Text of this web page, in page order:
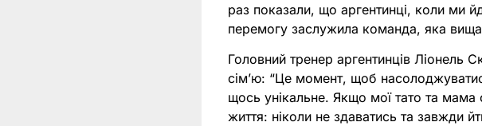
раз показали, що аргентинці, коли ми
перемогу заслужила команда, яка вища
Головний тренер аргентинців Ліонель
сім’ю: “Це момент, щоб
щось унікальне. Якщо мої тато та
життя: ніколи не здаватись та завжди